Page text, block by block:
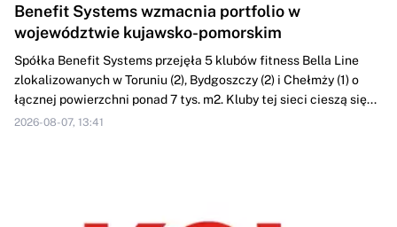
Benefit Systems wzmacnia portfolio w
województwie kujawsko-pomorskim
Spółka Benefit Systems przejęła 5 klubów fitness Bella Line
zlokalizowanych w Toruniu (2), Bydgoszczy (2) i Chełmży (1) o
łącznej powierzchni ponad 7 tys. m2. Kluby tej sieci cieszą się...
2026-08-07, 13:41